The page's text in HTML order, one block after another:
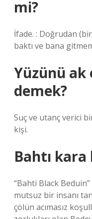
mi?
İfade. : Doğrudan
baktı ve bana
Yüzünü ak
demek?
Suç ve utanç verici
kişi.
Bahtı
“Bahti Black
mutsuz bir insanı
çölün acımasız